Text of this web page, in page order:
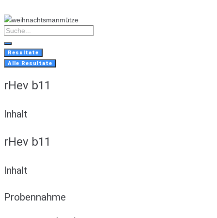
to
content
Search
...
Resultate
Alle Resultate
rHev b11
Inhalt
rHev b11
Inhalt
Probennahme